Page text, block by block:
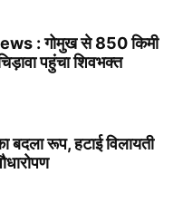
: गोमुख से 850 किमी
पहुंचा शिवभक्त
बदला रूप, हटाई विलायती